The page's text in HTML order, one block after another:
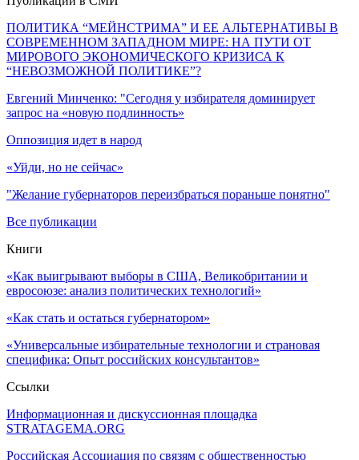
ПОЛИТИКА “МЕЙНСТРИМА” И ЕЕ АЛЬТЕРНАТИВЫ В
СОВРЕМЕННОМ ЗАПАДНОМ МИРЕ: НА ПУТИ ОТ
МИРОВОГО ЭКОНОМИЧЕСКОГО КРИЗИСА К
“НЕВОЗМОЖНОЙ ПОЛИТИКЕ”?
Евгений Минченко: "Сегодня у избирателя доминирует
запрос на «новую подлинность»
Оппозиция идет в народ
«Уйди, но не сейчас»
"Желание губернаторов переизбраться пораньше понятно"
Все публикации
Книги
«Как выигрывают выборы в США, Великобритании и
евросоюзе: анализ политических технологий»
«Как стать и остаться губернатором»
«Универсальные избирательные технологии и страновая
специфика: Опыт российских консультантов»
Ссылки
Информационная и дискуссионная площадка
STRATAGEMA.ORG
Российская Ассоциация по связям с общественностью